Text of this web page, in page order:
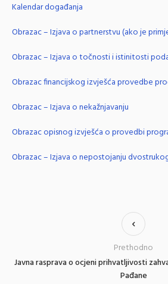
Kalendar događanja
Obrazac – Izjava o partnerstvu (ako je
Obrazac – Izjava o točnosti i istinitosti
Obrazac financijskog izvješća provedbe
Obrazac – Izjava o nekažnjavanju
Obrazac opisnog izvješća o provedbi
Obrazac – Izjava o nepostojanju
Javna rasprava o ocjeni prihvatljivosti
Pađane
Prethodno